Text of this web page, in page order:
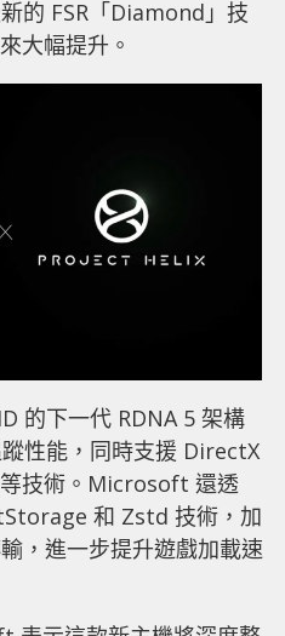
的 FSR「Diamond」技
大幅提升。
的下一代 RDNA 5 架構
性能，同時支援 DirectX
技術。Microsoft 還透
和 Zstd 技術，加
，進一步提升遊戲加載速